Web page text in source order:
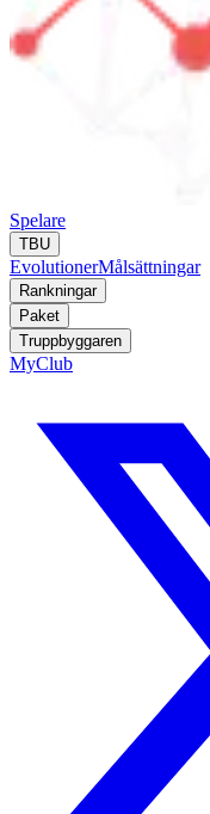
Spelare
TBU
EvolutionerMålsättningar
Rankningar
Paket
Truppbyggaren
MyClub